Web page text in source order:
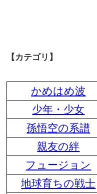
【カテゴリ】
かめはめ波
少年・少女
孫悟空の系譜
親友の絆
フュージョン
地球育ちの戦士